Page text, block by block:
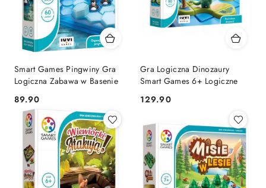
Smart Games Pingwiny Gra
Logiczna Zabawa w Basenie
Cena:
89.90
Gra Logiczna Dinozaury
Smart Games 6+ Logiczne
Cena:
129.90